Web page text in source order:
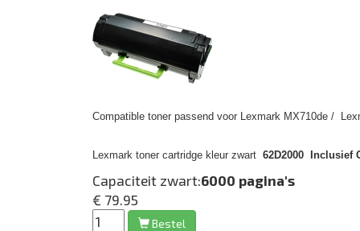
Compatible toner passend voor Lexmark MX710de /
Lexmark toner cartridge kleur zwart 62D2000 Inclusief
Capaciteit zwart:6000 pagina's
€ 79.95
Bestel